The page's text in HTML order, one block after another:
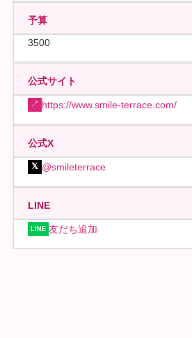
予算
3500
公式サイト
↗ https://www.smile-terrace.com/
公式X
𝕏 @smileterrace
LINE
LINE 友だち追加